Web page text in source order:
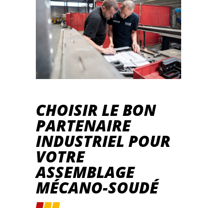
CHOISIR LE BON
PARTENAIRE
INDUSTRIEL POUR
VOTRE
ASSEMBLAGE
MÉCANO-SOUDÉ